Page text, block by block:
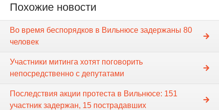
Похожие новости
Во время беспорядков в Вильнюсе задержаны 80
человек
Участники митинга хотят поговорить
непосредственно с депутатами
Последствия акции протеста в Вильнюсе: 151
участник задержан, 15 пострадавших